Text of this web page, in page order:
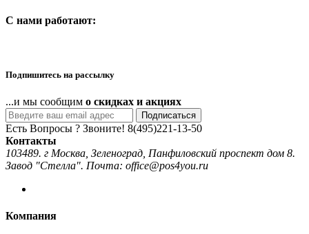
C нами работают:
Подпишитесь на рассылку
...и мы сообщим о скидках и акциях
Подписаться
Есть Вопросы ? Звоните! 8(495)221-13-50
Контакты
103489. г Москва, Зеленоград, Панфиловский проспект дом 8.
Завод "Стелла". Почта: office@pos4you.ru
Компания